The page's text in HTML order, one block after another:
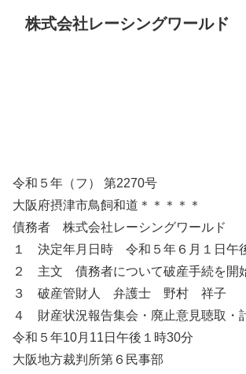
株式会社レーシングワールド
令和５年（フ） 第2270号
大阪府摂津市鳥飼和道＊＊＊＊＊
債務者 株式会社レーシングワールド
１ 決定年月日時 令和５年６月１日午
２ 主文 債務者について破産手続を開
３ 破産管財人 弁護士 野村 祥子
４ 財産状況報告集会・廃止意見聴取・
令和５年10月11日午後１時30分
大阪地方裁判所第６民事部